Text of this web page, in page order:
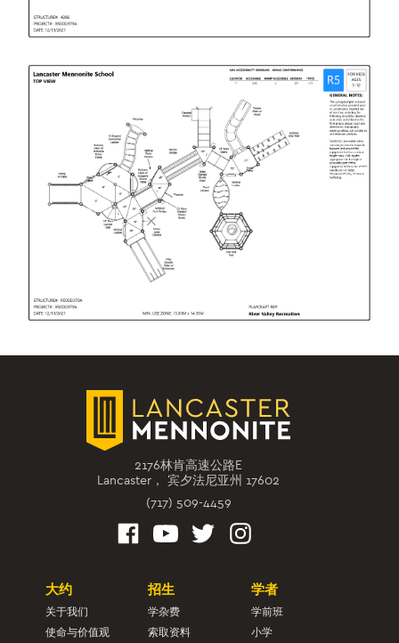
2176林肯高速公路E
Lancaster， 宾夕法尼亚州 17602
(717) 509-4459
大约
关于我们
使命与价值观
招生
学杂费
索取资料
学者
学前班
小学